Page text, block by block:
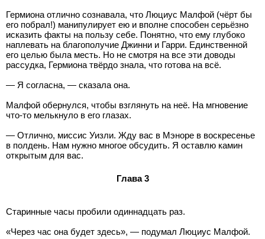
Гермиона отлично сознавала, что Люциус Малфой (чёрт бы
его побрал!) манипулирует ею и вполне способен серьёзно
исказить факты на пользу себе. Понятно, что ему глубоко
наплевать на благополучие Джинни и Гарри. Единственной
его целью была месть. Но не смотря на все эти доводы
рассудка, Гермиона твёрдо знала, что готова на всё.
— Я согласна, — сказала она.
Малфой обернулся, чтобы взглянуть на неё. На мгновение
что-то мелькнуло в его глазах.
— Отлично, миссис Уизли. Жду вас в Мэноре в воскресенье
в полдень. Нам нужно многое обсудить. Я оставлю камин
открытым для вас.
Глава 3
Старинные часы пробили одиннадцать раз.
«Через час она будет здесь», — подумал Люциус Малфой.